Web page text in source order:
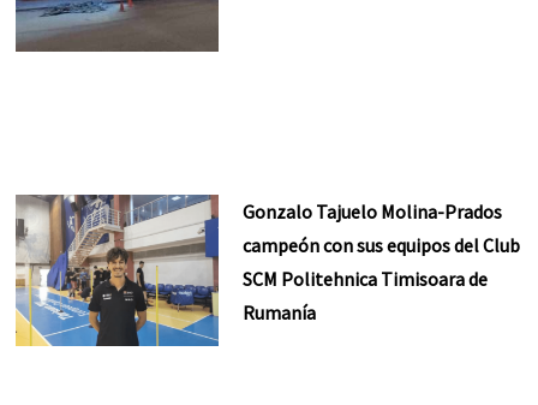
Gonzalo Tajuelo Molina-Prados
campeón con sus equipos del Club
SCM Politehnica Timisoara de
Rumanía